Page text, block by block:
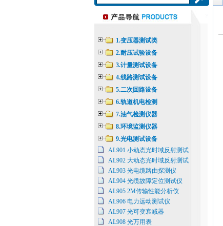
1.变压器测试类
2.耐压试验设备
3.计量测试设备
4.线路测试设备
5.二次回路设备
6.轨道机电检测
7.油气检测仪器
8.环境监测仪器
9.光电测试设备
AL901 小动态光时域反射测试
AL902 大动态光时域反射测试
AL903 光电缆路由探测仪
AL904 光缆故障定位测试仪
AL905 2M传输性能分析仪
AL906 电力远动测试仪
AL907 光可变衰减器
AL908 光万用表